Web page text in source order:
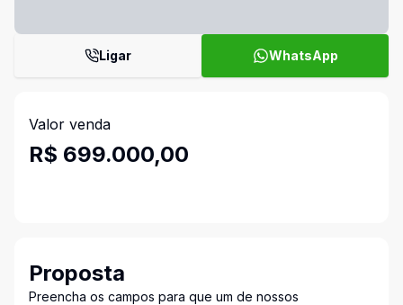
Ligar WhatsApp
Valor venda
R$ 699.000,00
Proposta
Preencha os campos para que um de nossos